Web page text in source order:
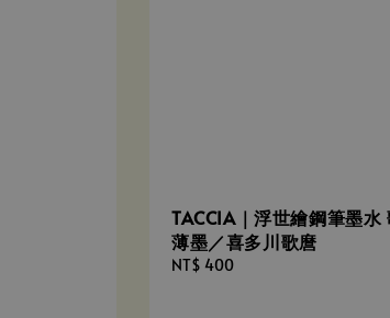
TACCIA｜浮世繪鋼筆墨水
薄墨／喜多川歌麿
Regular
NT$ 400